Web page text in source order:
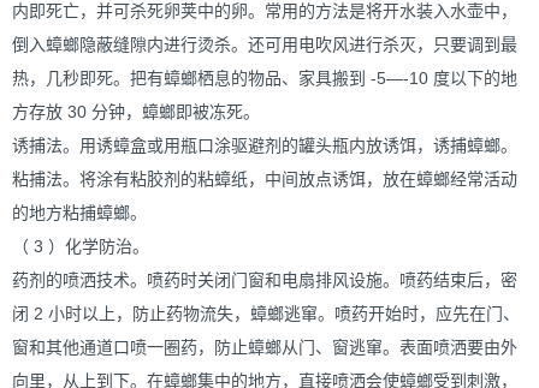
内即死亡，并可杀死卵荚中的卵。常用的方法是将开水装入水壶中，
倒入蟑螂隐蔽缝隙内进行烫杀。还可用电吹风进行杀灭，只要调到最
热，几秒即死。把有蟑螂栖息的物品、家具搬到 -5―-10 度以下的地
方存放 30 分钟，蟑螂即被冻死。
诱捕法。用诱蟑盒或用瓶口涂驱避剂的罐头瓶内放诱饵，诱捕蟑螂。
粘捕法。将涂有粘胶剂的粘蟑纸，中间放点诱饵，放在蟑螂经常活动
的地方粘捕蟑螂。
（ 3 ）化学防治。
药剂的喷洒技术。喷药时关闭门窗和电扇排风设施。喷药结束后，密
闭 2 小时以上，防止药物流失，蟑螂逃窜。喷药开始时，应先在门、
窗和其他通道口喷一圈药，防止蟑螂从门、窗逃窜。表面喷洒要由外
向里，从上到下。在蟑螂集中的地方，直接喷洒会使蟑螂受到刺激，